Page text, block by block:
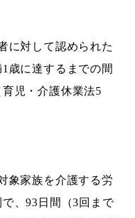
に対して認められた
歳に達するまでの間
児・介護休業法5
象家族を介護する労
、93日間（3回まで